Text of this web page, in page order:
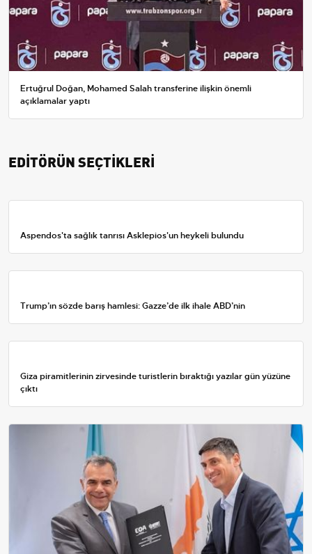
Ertuğrul Doğan, Mohamed Salah transferine ilişkin önemli
açıklamalar yaptı
EDİTÖRÜN SEÇTİKLERİ
Aspendos'ta sağlık tanrısı Asklepios'un heykeli bulundu
Trump’ın sözde barış hamlesi: Gazze’de ilk ihale ABD’nin
Giza piramitlerinin zirvesinde turistlerin bıraktığı yazılar gün yüzüne
çıktı